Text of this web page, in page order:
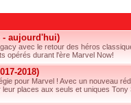
- aujourd'hui)
avec le retour des héros
opérés durant l'ère Marvel Now!
2018)
pour Marvel ! Avec un nouveau
places aux seuls et uniques